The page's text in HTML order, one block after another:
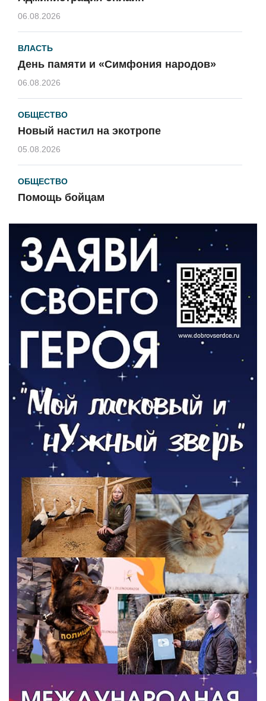
06.08.2026
ВЛАСТЬ
День памяти и «Симфония народов»
06.08.2026
ОБЩЕСТВО
Новый настил на экотропе
05.08.2026
ОБЩЕСТВО
Помощь бойцам
ВЛАСТЬ
«Второй старт» для ветеранов СВО
РАЗЪЯСНЯЕМ
Контракт с новой выплатой
05.08.2026